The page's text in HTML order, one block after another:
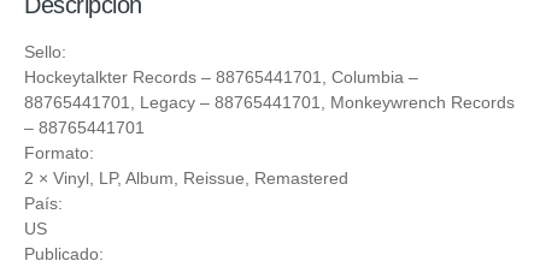
Sello:
Hockeytalkter Records ‎– 88765441701, Columbia ‎–
88765441701, Legacy ‎– 88765441701, Monkeywrench Records
‎– 88765441701
Formato:
2 × Vinyl , LP, Album, Reissue, Remastered
País:
US
Publicado: